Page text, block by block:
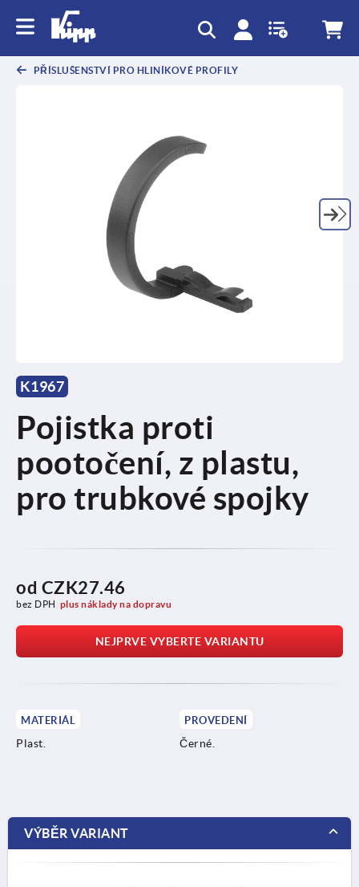
PŘÍSLUŠENSTVÍ PRO HLINÍKOVÉ PROFILY
K1967
Pojistka proti
pootočení, z plastu,
pro trubkové spojky
od CZK27.46
bez DPH plus náklady na dopravu
NEJPRVE VYBERTE VARIANTU
MATERIÁL
Plast.
PROVEDENÍ
Černé.
VÝBĚR VARIANT